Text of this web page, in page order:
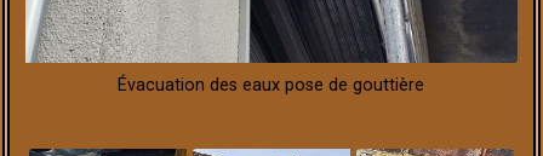
Évacuation des eaux pose de gouttière